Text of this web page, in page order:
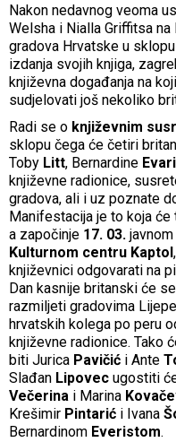
Nakon nedavnog veoma
Welsha i Nialla Griffitsa
gradova Hrvatske u
izdanja svojih knjiga,
književna događanja na
sudjelovati još nekoliko
Radi se o književnim
sklopu čega će četiri
Toby Litt, Bernardine
književne radionice,
gradova, ali i uz poznate
Manifestacija je to koja
a započinje 17. 03.
Kulturnom centru Kaptol
književnici odgovarati na
Dan kasnije britanski će
razmiljeti gradovima
hrvatskih kolega po peru
književne radionice. Tako
biti Jurica Pavičić i Ante
Slađan Lipovec ugostiti
Večerina i Marina
Krešimir Pintarić i Ivana
Bernardinom Everistom.